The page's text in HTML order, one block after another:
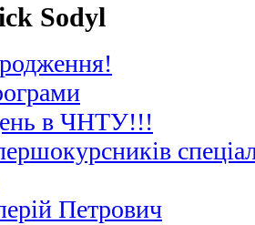
Sodyl
в ЧНТУ!!!
Петрович